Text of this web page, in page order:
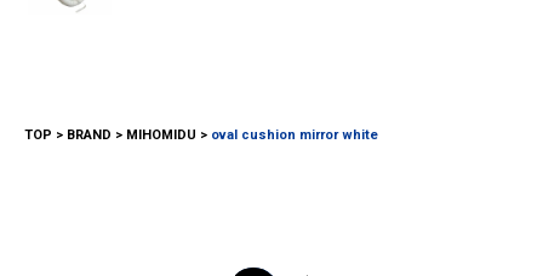
TOP BRAND MIHOMIDU oval cushion mirror white